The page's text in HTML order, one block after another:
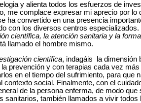
y alienta todos los esfuerzos de
me complace expresar mi aprecio por
ha convertido en una presencia
con los diversos centros
científica, la atención sanitaria y la
llamado el hombre mismo.
científica, indagáis la dimensión
la prevención y con terapias cada vez
en el tiempo del sufrimiento, para que
contexto social. Finalmente, con el
de la persona enferma, de modo
sanitarios, también llamados a vivir